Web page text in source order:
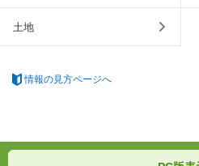
土地
情報の見方ページへ